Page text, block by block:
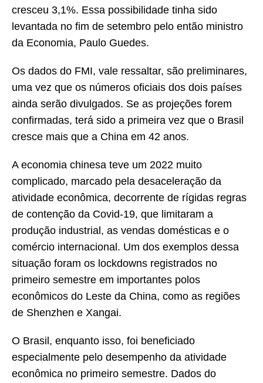
cresceu 3,1%. Essa possibilidade tinha sido
levantada no fim de setembro pelo então ministro
da Economia, Paulo Guedes.
Os dados do FMI, vale ressaltar, são preliminares,
uma vez que os números oficiais dos dois países
ainda serão divulgados. Se as projeções forem
confirmadas, terá sido a primeira vez que o Brasil
cresce mais que a China em 42 anos.
A economia chinesa teve um 2022 muito
complicado, marcado pela desaceleração da
atividade econômica, decorrente de rígidas regras
de contenção da Covid-19, que limitaram a
produção industrial, as vendas domésticas e o
comércio internacional. Um dos exemplos dessa
situação foram os lockdowns registrados no
primeiro semestre em importantes polos
econômicos do Leste da China, como as regiões
de Shenzhen e Xangai.
O Brasil, enquanto isso, foi beneficiado
especialmente pelo desempenho da atividade
econômica no primeiro semestre. Dados do